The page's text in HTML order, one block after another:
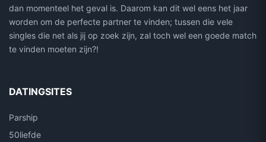
dan momenteel het geval is. Daarom kan dit wel eens het jaar
worden om de perfecte partner te vinden; tussen die vele
singles die net als jij op zoek zijn, zal toch wel een goede match
te vinden moeten zijn?!
DATINGSITES
Parship
50liefde